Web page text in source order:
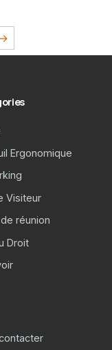
→
Ergonomique
Visiteur
réunion
Droit